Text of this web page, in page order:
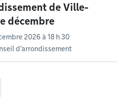
de Ville-
décembre
2026 à 18 h 30
d'arrondissement